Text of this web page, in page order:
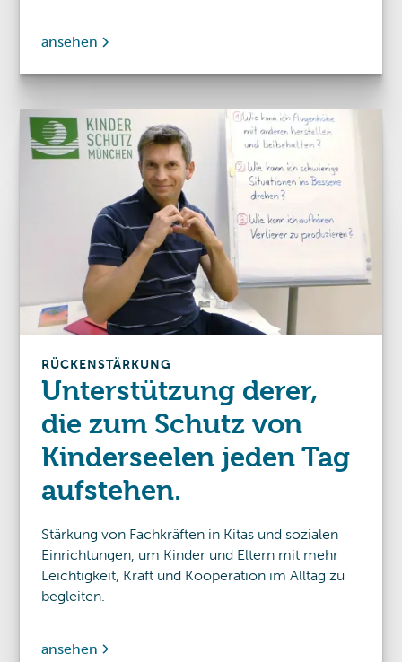
ansehen
RÜCKENSTÄRKUNG
Unterstützung derer,
die zum Schutz von
Kinderseelen jeden Tag
aufstehen.
Stärkung von Fachkräften in Kitas und sozialen
Einrichtungen, um Kinder und Eltern mit mehr
Leichtigkeit, Kraft und Kooperation im Alltag zu
begleiten.
ansehen